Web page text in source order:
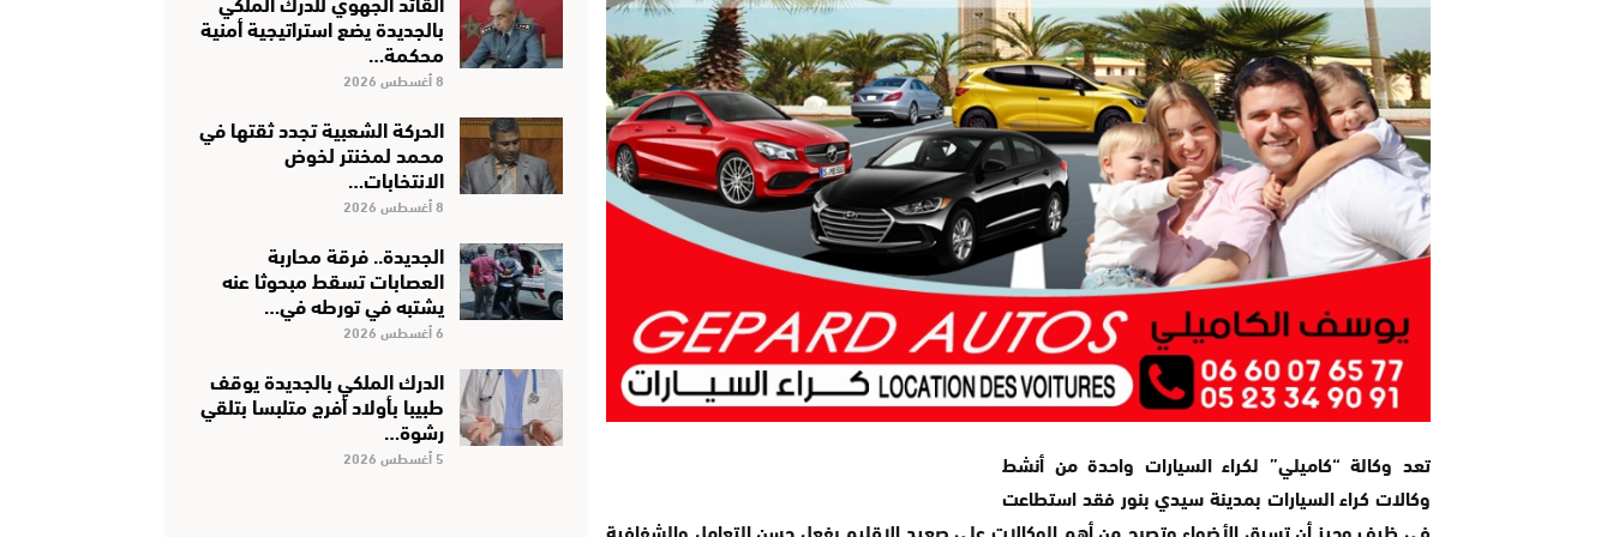
تعد وكالة “كاميلي” لكراء السيارات واحدة من أنشط
وكالات كراء السيارات بمدينة سيدي بنور فقد استطاعت
بالجديدة يضع استراتيجية أمنية
محكمة…
8 أغسطس 2026
الحركة الشعبية تجدد ثقتها في
محمد لمخنتر لخوض
الانتخابات…
8 أغسطس 2026
الجديدة.. فرقة محاربة
العصابات تسقط مبحوثا عنه
يشتبه في تورطه في…
6 أغسطس 2026
الدرك الملكي بالجديدة يوقف
طبيبا بأولاد أفرج متلبسا بتلقي
رشوة…
5 أغسطس 2026